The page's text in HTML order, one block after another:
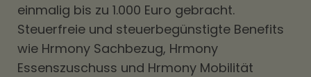
einmalig bis zu 1.000 Euro gebracht.
Steuerfreie und steuerbegünstigte Benefits
wie Hrmony Sachbezug, Hrmony
Essenszuschuss und Hrmony Mobilität